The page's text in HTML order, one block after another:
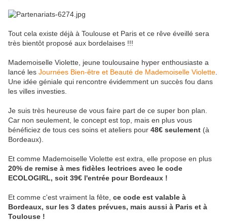
Tout cela existe déjà à Toulouse et Paris et ce rêve éveillé sera
très bientôt proposé aux bordelaises !!!
Mademoiselle Violette, jeune toulousaine hyper enthousiaste a
lancé les Journées Bien-être et Beauté de Mademoiselle Violette
Une idée géniale qui rencontre évidemment un succès fou dans
les villes investies.
Je suis très heureuse de vous faire part de ce super bon plan.
Car non seulement, le concept est top, mais en plus vous
bénéficiez de tous ces soins et ateliers pour 48€ seulement (à
Bordeaux).
Et comme Mademoiselle Violette est extra, elle propose en plus
20% de remise à mes fidèles lectrices avec le code
ECOLOGIRL, soit 39€ l'entrée pour Bordeaux !
Et comme c'est vraiment la fête, ce code est valable à
Bordeaux, sur les 3 dates prévues, mais aussi à Paris et à
Toulouse !